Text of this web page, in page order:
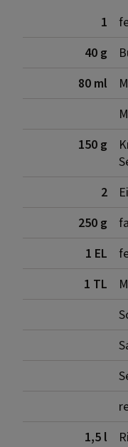
1
40 g
80 ml
150 g
2
250 g
1 EL
1 TL
1,5 l